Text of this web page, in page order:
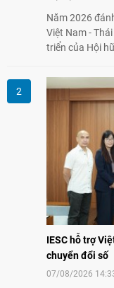
Năm 2026
Việt Nam -
triển của Hội
tình hữu nghị,
giao lưu
nghiệp, giáo
cường sự
IESC hỗ trợ
chuyển đổi số
07/08/2026